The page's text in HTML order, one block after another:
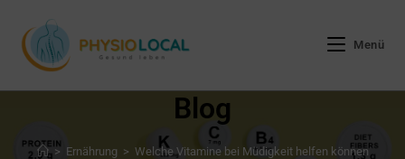
Inhalt
springen
Menü
Blog
> Ernährung > Welche Vitamine bei Müdigkeit helfen können